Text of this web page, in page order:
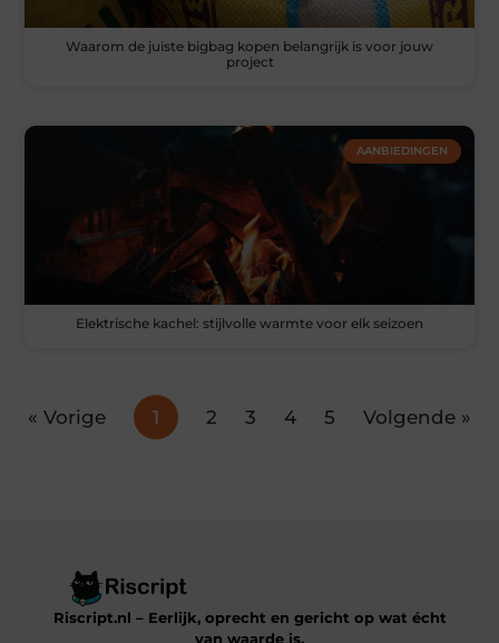
Waarom de juiste bigbag kopen belangrijk is voor jouw
project
AANBIEDINGEN
Elektrische kachel: stijlvolle warmte voor elk seizoen
« Vorige 1 2 3 4 5 Volgende »
Riscript.nl – Eerlijk, oprecht en gericht op wat écht
van waarde is.